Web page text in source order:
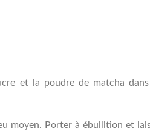
et la poudre de matcha
moyen. Porter à ébullition et